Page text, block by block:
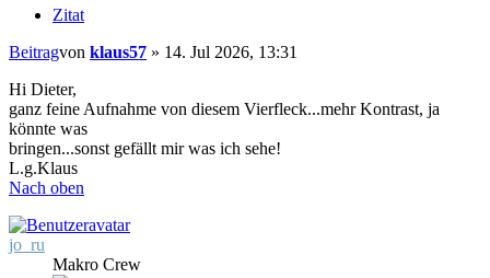
Zitat
Beitragvon klaus57 » 14. Jul 2026, 13:31
Hi Dieter,
ganz feine Aufnahme von diesem Vierfleck...mehr Kontrast, ja
könnte was
bringen...sonst gefällt mir was ich sehe!
L.g.Klaus
Nach oben
jo_ru
Makro Crew